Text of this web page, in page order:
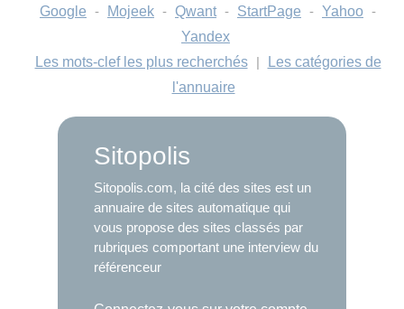
Google - Mojeek - Qwant - StartPage - Yahoo -
Yandex
Les mots-clef les plus recherchés
|
Les catégories de
l'annuaire
Sitopolis
Sitopolis.com, la cité des sites est un
annuaire de sites automatique qui
vous propose des sites classés par
rubriques comportant une interview du
référenceur